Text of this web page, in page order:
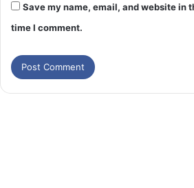
Save my name, email, and website in
time I comment.